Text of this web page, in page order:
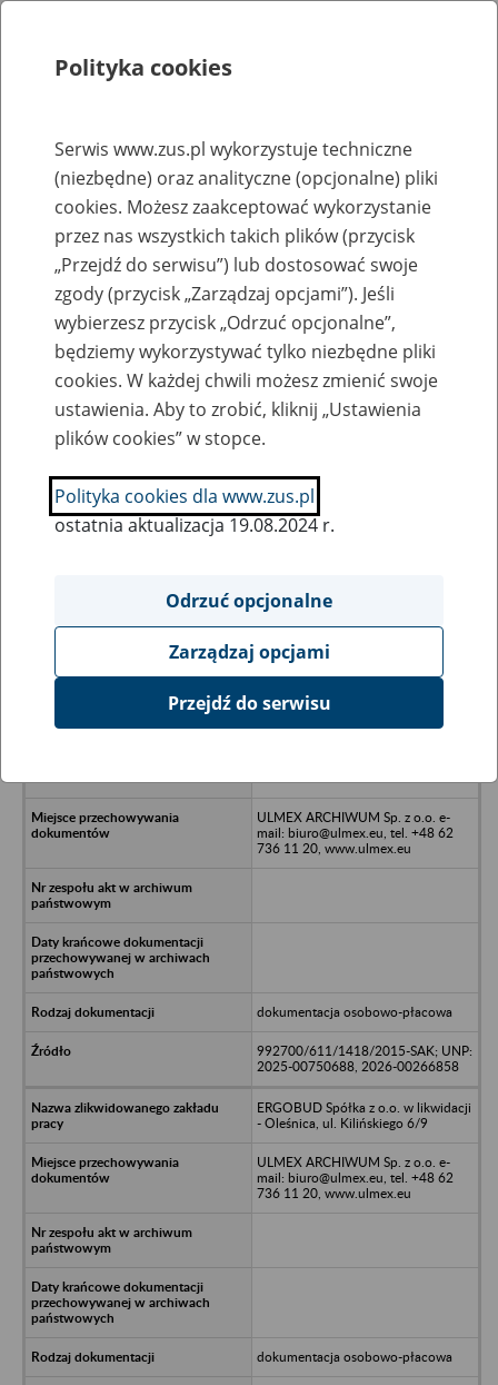
Rejestry, ewidencje i archiwa
Baza zlikwidowanych lub
przekształconych zakładów pracy
Nazwa zakładu pracy:
SZUKAJ
Ukryj wszystkie pozycje bazy
Gminna Spółdzielnia Samopomoc
ULMEX ARCHIWUM Sp. z o.o. e-
mail: biuro@ulmex.eu, tel. +48 62
736 11 20, www.ulmex.eu
dokumentacja osobowo-płacowa
992700/611/1418/2015-SAK; UNP:
2025-00750688, 2026-00266858
ERGOBUD Spółka z o.o. w likwidacji
- Oleśnica, ul. Kilińskiego 6/9
ULMEX ARCHIWUM Sp. z o.o. e-
mail: biuro@ulmex.eu, tel. +48 62
736 11 20, www.ulmex.eu
dokumentacja osobowo-płacowa
Polityka cookies
Serwis www.zus.pl wykorzystuje techniczne
(niezbędne) oraz analityczne (opcjonalne) pliki
cookies. Możesz zaakceptować wykorzystanie
przez nas wszystkich takich plików (przycisk
„Przejdź do serwisu”) lub dostosować swoje
zgody (przycisk „Zarządzaj opcjami”). Jeśli
wybierzesz przycisk „Odrzuć opcjonalne”,
będziemy wykorzystywać tylko niezbędne pliki
cookies. W każdej chwili możesz zmienić swoje
ustawienia. Aby to zrobić, kliknij „Ustawienia
plików cookies” w stopce.
Polityka cookies dla www.zus.pl
ostatnia aktualizacja 19.08.2024 r.
Odrzuć opcjonalne
Zarządzaj opcjami
Przejdź do serwisu